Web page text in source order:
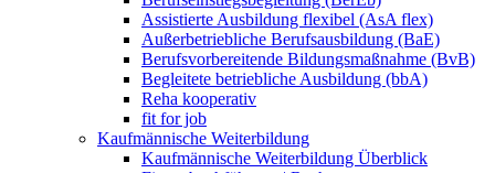
Assistierte Ausbildung flexibel (AsA flex)
Außerbetriebliche Berufsausbildung (BaE)
Berufsvorbereitende Bildungsmaßnahme (BvB)
Begleitete betriebliche Ausbildung (bbA)
Reha kooperativ
fit for job
Kaufmännische Weiterbildung
Kaufmännische Weiterbildung Überblick